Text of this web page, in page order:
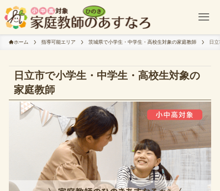
ホーム 指導可能エリア 茨城県で小学生・中学生・高校生対象の家庭教師 日
日立市で小学生・中学生・高校生対象の
家庭教師